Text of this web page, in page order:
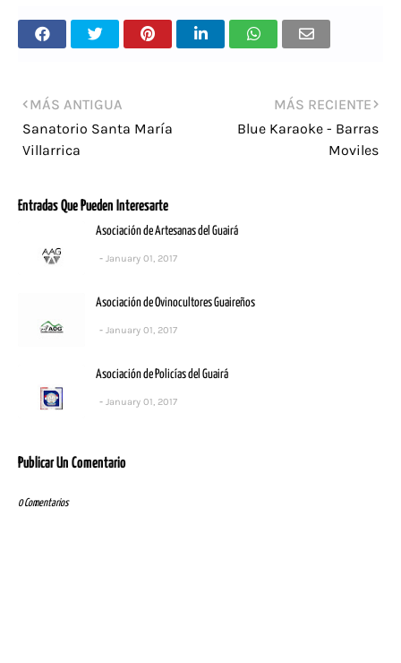
MÁS RECIENTE
Blue Karaoke - Barras
Moviles
MÁS ANTIGUA
Sanatorio Santa María
Villarrica
Entradas Que Pueden Interesarte
Asociación de Artesanas del Guairá
January 01, 2017
Asociación de Ovinocultores Guaireños
January 01, 2017
Asociación de Policías del Guairá
January 01, 2017
Publicar Un Comentario
0 Comentarios